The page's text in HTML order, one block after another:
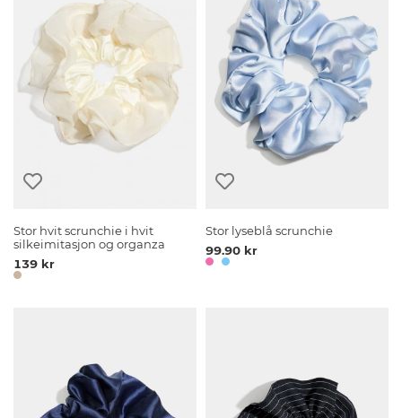
Stor hvit scrunchie i hvit
silkeimitasjon og organza
139 kr
Stor lyseblå scrunchie
99.90 kr